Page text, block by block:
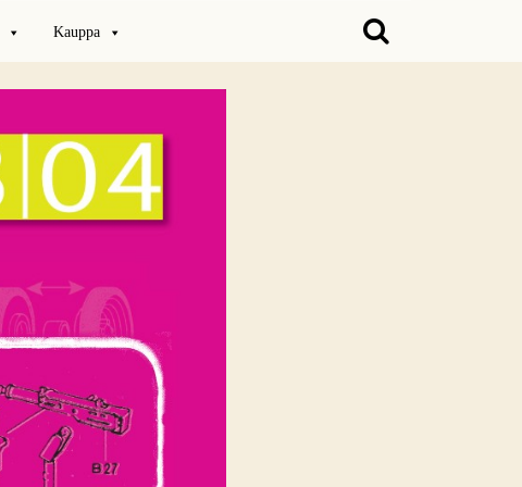
Kauppa